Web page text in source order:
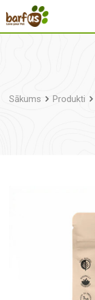
uz
Sākums Produkti